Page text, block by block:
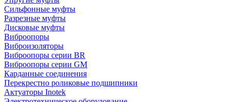
Сильфонные муфты
Разрезные муфты
Дисковые муфты
Виброопоры
Виброизоляторы
Виброопоры серии BR
Виброопоры серии GM
Карданные соединения
Перекрестно роликовые подшипники
Актуаторы Inotek